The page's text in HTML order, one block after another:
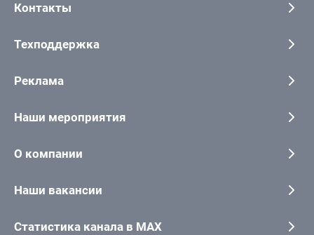
Контакты
Техподдержка
Реклама
Наши мероприятия
О компании
Наши вакансии
Статистика канала в MAX